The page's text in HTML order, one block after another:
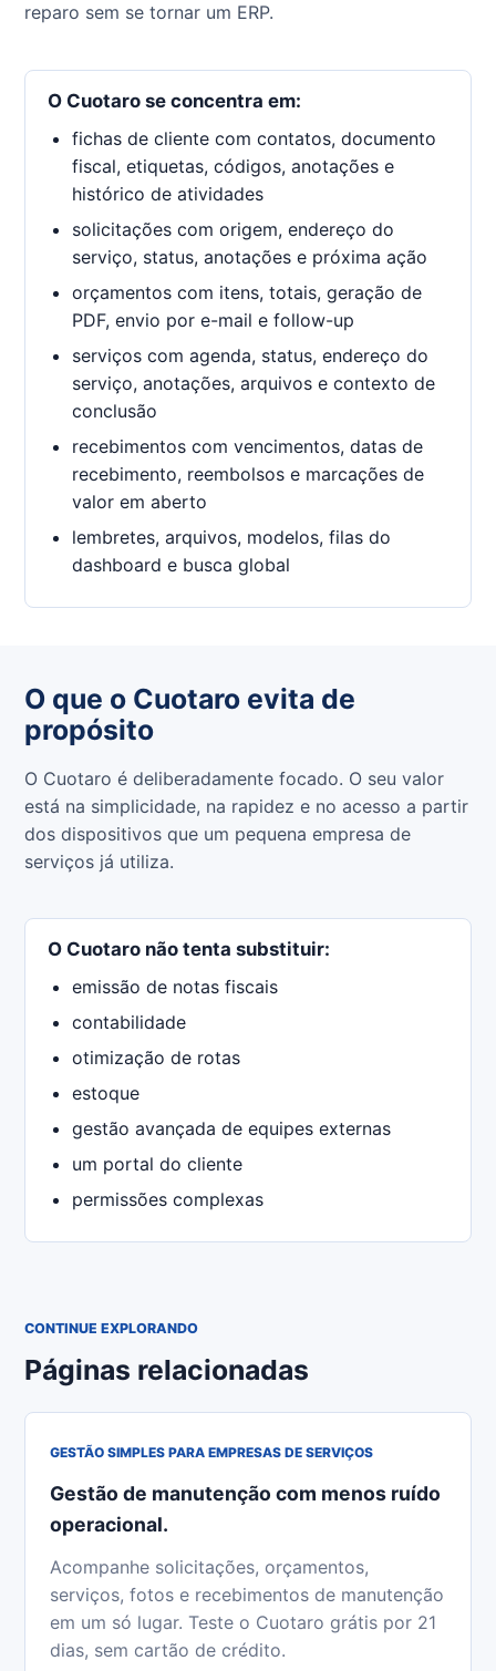
reparo sem se tornar um ERP.
O Cuotaro se concentra em:
fichas de cliente com contatos, documento
fiscal, etiquetas, códigos, anotações e
histórico de atividades
solicitações com origem, endereço do
serviço, status, anotações e próxima ação
orçamentos com itens, totais, geração de
PDF, envio por e-mail e follow-up
serviços com agenda, status, endereço do
serviço, anotações, arquivos e contexto de
conclusão
recebimentos com vencimentos, datas de
recebimento, reembolsos e marcações de
valor em aberto
lembretes, arquivos, modelos, filas do
dashboard e busca global
O que o Cuotaro evita de
propósito
O Cuotaro é deliberadamente focado. O seu valor
está na simplicidade, na rapidez e no acesso a partir
dos dispositivos que um pequena empresa de
serviços já utiliza.
O Cuotaro não tenta substituir:
emissão de notas fiscais
contabilidade
otimização de rotas
estoque
gestão avançada de equipes externas
um portal do cliente
permissões complexas
CONTINUE EXPLORANDO
Páginas relacionadas
GESTÃO SIMPLES PARA EMPRESAS DE SERVIÇOS
Gestão de manutenção com menos ruído
operacional.
Acompanhe solicitações, orçamentos,
serviços, fotos e recebimentos de manutenção
em um só lugar. Teste o Cuotaro grátis por 21
dias, sem cartão de crédito.